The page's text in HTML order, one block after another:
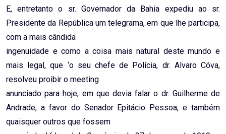
E, entretanto o sr. Governador da Bahia expediu ao sr.
Presidente da República um telegrama, em que lhe participa,
com a mais cândida
ingenuidade e como a coisa mais natural deste mundo e
mais legal, que ‘o seu chefe de Polícia, dr. Alvaro Cóva,
resolveu proibir o meeting
anunciado para hoje, em que devia falar o dr. Guilherme de
Andrade, a favor do Senador Epitácio Pessoa, e também
quaisquer outros que fossem